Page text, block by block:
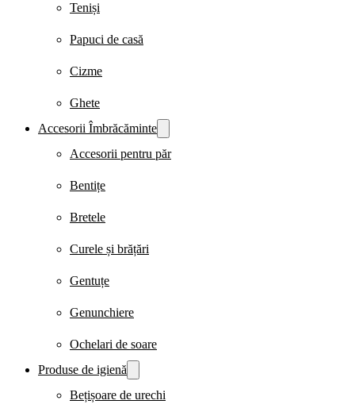
Teniși
Papuci de casă
Cizme
Ghete
Accesorii Îmbrăcăminte
Accesorii pentru păr
Bentițe
Bretele
Curele și brățări
Gentuțe
Genunchiere
Ochelari de soare
Produse de igienă
Bețișoare de urechi